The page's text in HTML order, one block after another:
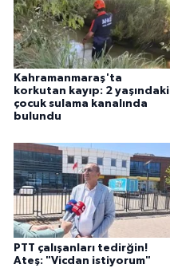
Kahramanmaraş'ta
korkutan kayıp: 2 yaşındaki
çocuk sulama kanalında
bulundu
PTT çalışanları tedirğin!
Ateş: "Vicdan istiyorum"